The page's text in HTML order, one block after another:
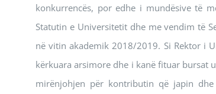
konkurrencës, por edhe i mundësive të
Statutin e Universitetit dhe me vendim të
në vitin akademik 2018/2019. Si Rektor i
kërkuara arsimore dhe i kanë fituar bursat
mirënjohjen për kontributin që japin